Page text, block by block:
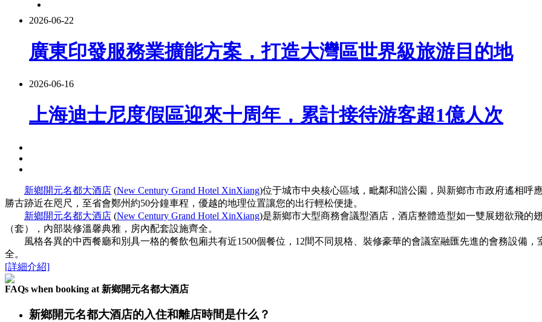
2026-06-22
廣東印發服務業擴能方案，打造大灣區世界級旅游目的地
2026-06-16
上海迪士尼度假區迎來十周年，累計接待游客超1億人次
新鄉開元名都大酒店 (New Century Grand Hotel XinXiang)位于城市中央核心區域，毗鄰和諧公園，與新鄉市市政府遙相呼
勝古跡近在咫尺，至省會鄭州約50分鐘車程，優越的地理位置讓您的出行輕松便捷。
新鄉開元名都大酒店 (New Century Grand Hotel XinXiang)是新鄉市大型商務會議型酒店，酒店整體造型如一雙展翅欲飛的
（套），內部裝修溫馨典雅，房內配套設施齊全。
風格各異的中西餐廳和別具一格的餐飲包廂共有近1500個餐位，12間不同規格、裝修豪華的會議室融匯先進的會務設備
全。
[詳細介紹]
FAQs when booking at 新鄉開元名都大酒店
新鄉開元名都大酒店的入住和離店時間是什么？